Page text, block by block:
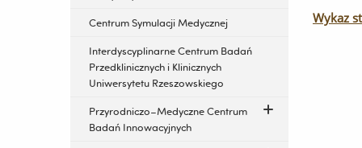
Centrum Symulacji Medycznej
Interdyscyplinarne Centrum Badań
Przedklinicznych i Klinicznych
Uniwersytetu Rzeszowskiego
Przyrodniczo–Medyczne Centrum
Badań Innowacyjnych
Wykaz